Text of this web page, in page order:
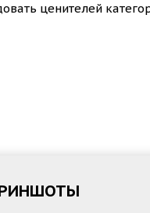
ценителей